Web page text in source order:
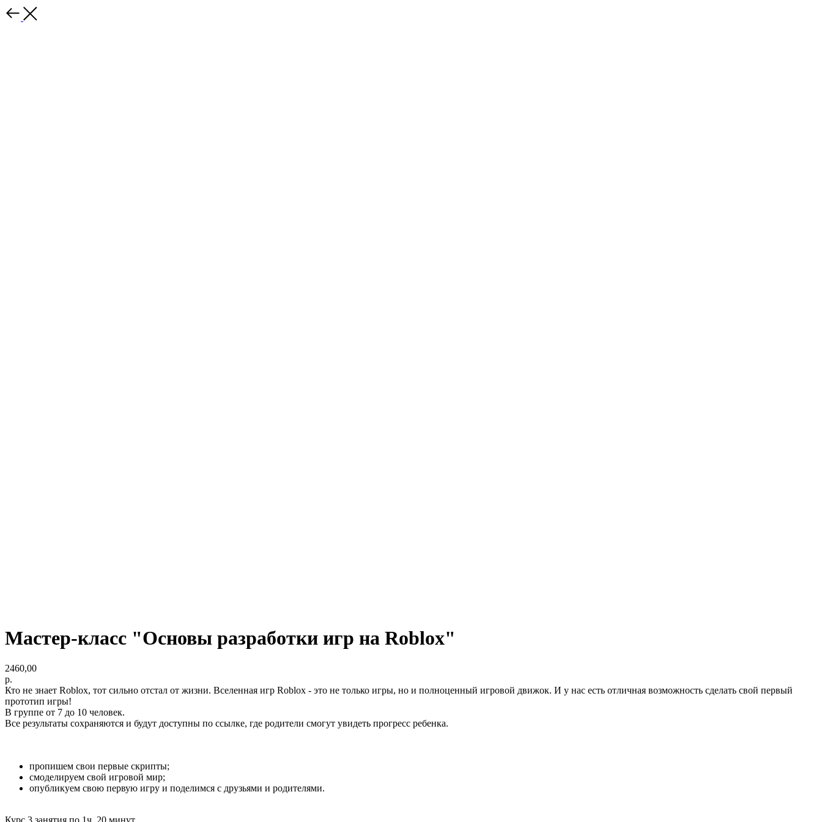
Мастер-класс "Основы разработки игр на Roblox"
2460,00
р.
Кто не знает Roblox, тот сильно отстал от жизни. Вселенная игр Roblox - это не только игры, но и полноценный игровой движок. И у нас есть отличная возможность сделать свой первый
прототип игры!
В группе от 7 до 10 человек.
Все результаты сохраняются и будут доступны по ссылке, где родители смогут увидеть прогресс ребенка.
пропишем свои первые скрипты;
смоделируем свой игровой мир;
опубликуем свою первую игру и поделимся с друзьями и родителями.
Курс 3 занятия по 1ч. 20 минут.